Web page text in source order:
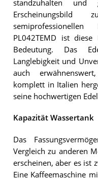
standzuhalten und
PL042TEMD ist diese
Bedeutung. Das
Langlebigkeit und
auch
komplett in Italien
seine hochwertigen
Kapazität Wassertank
Das
Vergleich zu anderen
erscheinen, aber es ist
Eine Kaffeemaschine